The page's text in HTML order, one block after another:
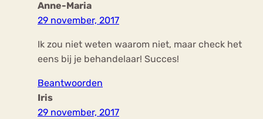
Anne-Maria
29 november, 2017
Ik zou niet weten waarom niet, maar check het
eens bij je behandelaar! Succes!
Beantwoorden
Iris
29 november, 2017